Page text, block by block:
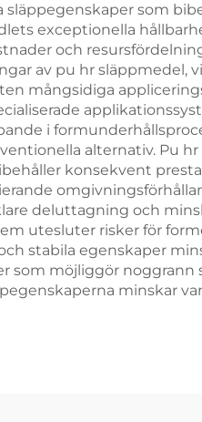
som
exceptionella
och
av pu hr släppmedel,
mångsidiga
i
alternativ. Pu
konsekvent
deluttagning och
utesluter risker för
stabila egenskaper
som möjliggör
minskar